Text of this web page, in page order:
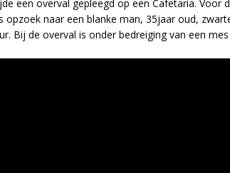
een overval gepleegd op een Cafetaria. Voor
opzoek naar een blanke man, 35jaar oud,
Bij de overval is onder bedreiging van een